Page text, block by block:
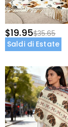
$19.95$35.65
Saldi di Estate